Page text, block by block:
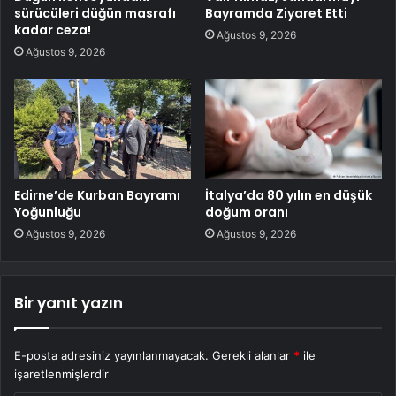
sürücüleri düğün masrafı
kadar ceza!
Ağustos 9, 2026
Bayramda Ziyaret Etti
Ağustos 9, 2026
Edirne’de Kurban Bayramı
Yoğunluğu
Ağustos 9, 2026
İtalya’da 80 yılın en düşük
doğum oranı
Ağustos 9, 2026
Bir yanıt yazın
E-posta adresiniz yayınlanmayacak. Gerekli alanlar * ile
işaretlenmişlerdir